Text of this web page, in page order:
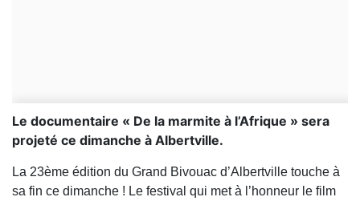
Le documentaire « De la marmite à l’Afrique » sera
projeté ce dimanche à Albertville.
La 23ème édition du Grand Bivouac d’Albertville touche à
sa fin ce dimanche ! Le festival qui met à l’honneur le film